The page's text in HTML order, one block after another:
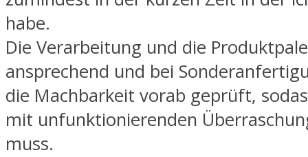
habe.
Die Verarbeitung und die
ansprechend und bei
die Machbarkeit vorab geprüft,
mit unfunktionierenden
muss.